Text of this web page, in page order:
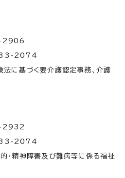
2906
2074
法に基づく要介護認定事務、介護
2932
2074
・精神障害及び難病等に係る福祉